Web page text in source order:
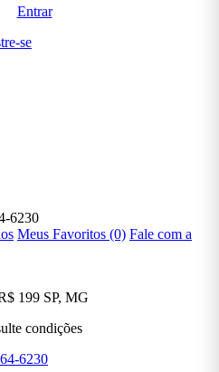
Entrar
se
6230
Meus Favoritos (0) Fale com a
199 SP, MG
condições
6230